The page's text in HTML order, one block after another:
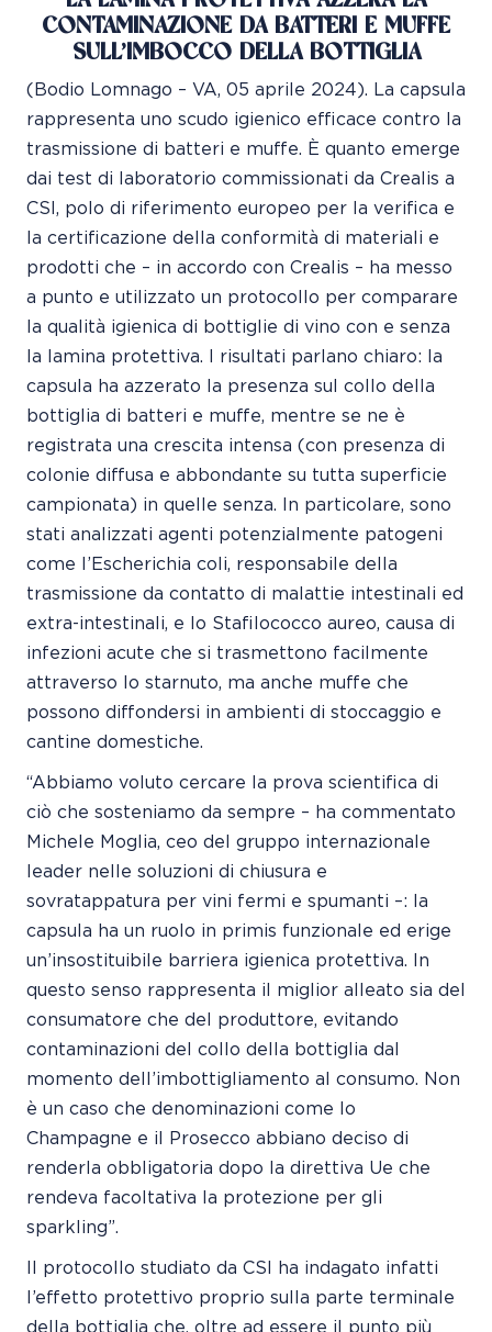
CONTAMINAZIONE DA BATTERI E MUFFE
SULL’IMBOCCO DELLA BOTTIGLIA
(Bodio Lomnago – VA, 05 aprile 2024). La capsula
rappresenta uno scudo igienico efficace contro la
trasmissione di batteri e muffe. È quanto emerge
dai test di laboratorio commissionati da Crealis a
CSI, polo di riferimento europeo per la verifica e
la certificazione della conformità di materiali e
prodotti che – in accordo con Crealis – ha messo
a punto e utilizzato un protocollo per comparare
la qualità igienica di bottiglie di vino con e senza
la lamina protettiva. I risultati parlano chiaro: la
capsula ha azzerato la presenza sul collo della
bottiglia di batteri e muffe, mentre se ne è
registrata una crescita intensa (con presenza di
colonie diffusa e abbondante su tutta superficie
campionata) in quelle senza. In particolare, sono
stati analizzati agenti potenzialmente patogeni
come l’Escherichia coli, responsabile della
trasmissione da contatto di malattie intestinali ed
extra-intestinali, e lo Stafilococco aureo, causa di
infezioni acute che si trasmettono facilmente
attraverso lo starnuto, ma anche muffe che
possono diffondersi in ambienti di stoccaggio e
cantine domestiche.
“Abbiamo voluto cercare la prova scientifica di
ciò che sosteniamo da sempre – ha commentato
Michele Moglia, ceo del gruppo internazionale
leader nelle soluzioni di chiusura e
sovratappatura per vini fermi e spumanti –: la
capsula ha un ruolo in primis funzionale ed erige
un’insostituibile barriera igienica protettiva. In
questo senso rappresenta il miglior alleato sia del
consumatore che del produttore, evitando
contaminazioni del collo della bottiglia dal
momento dell’imbottigliamento al consumo. Non
è un caso che denominazioni come lo
Champagne e il Prosecco abbiano deciso di
renderla obbligatoria dopo la direttiva Ue che
rendeva facoltativa la protezione per gli
sparkling”.
Il protocollo studiato da CSI ha indagato infatti
l’effetto protettivo proprio sulla parte terminale
della bottiglia che, oltre ad essere il punto più